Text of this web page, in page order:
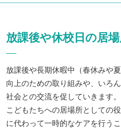
放課後や休校日の居
放課後や長期休暇中（春休みや
向上のための取り組みや、いろ
社会との交流を促していきます。
こどもたちへの居場所としての
に代わって一時的なケアを行う